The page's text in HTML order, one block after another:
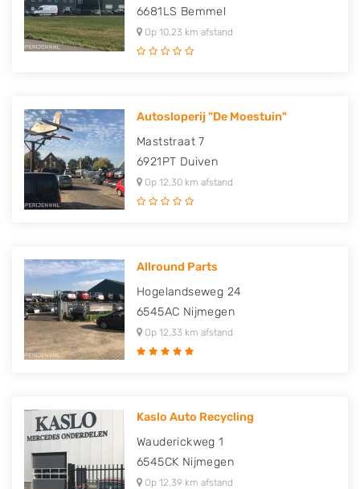
6681LS Bemmel
Op 10,23 km afstand
Autosloperij "De Moestuin"
Maststraat 7
6921PT Duiven
Op 12,30 km afstand
Allround Parts
Hogelandseweg 24
6545AC Nijmegen
Op 12,33 km afstand
Kaslo Auto Recycling
Wauderickweg 1
6545CK Nijmegen
Op 12,39 km afstand